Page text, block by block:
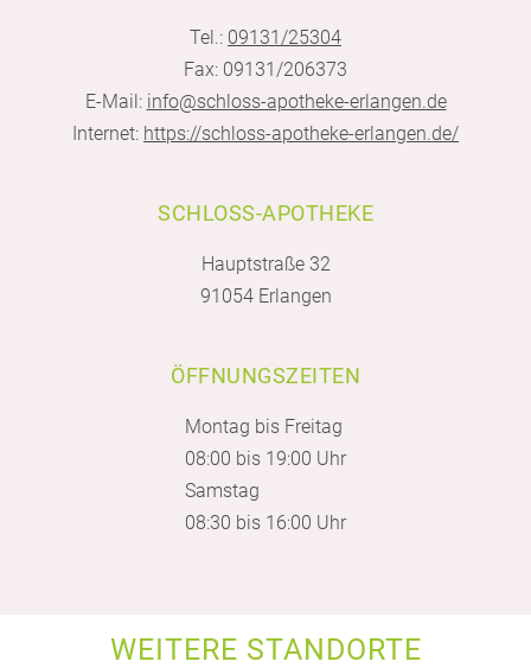
Tel.: 09131/25304
Fax: 09131/206373
E-Mail: info@schloss-apotheke-erlangen.de
Internet: https://schloss-apotheke-erlangen.de/
SCHLOSS-APOTHEKE
Hauptstraße 32
91054 Erlangen
ÖFFNUNGSZEITEN
Montag bis Freitag
08:00 bis 19:00 Uhr
Samstag
08:30 bis 16:00 Uhr
WEITERE STANDORTE